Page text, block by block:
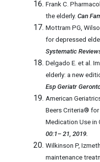
Frank C.
the elderly.Can
Mottram PG,
for depressed
Systematic
Delgado E. et al.
elderly: a new
Esp Geriatr
American
Beers Criteria®
Medication Use in
00:1– 21, 2019.
Wilkinson P,
maintenance